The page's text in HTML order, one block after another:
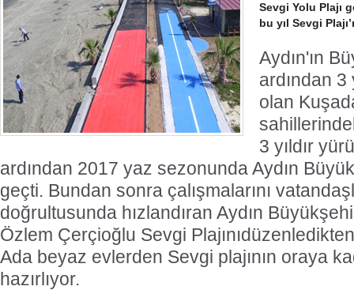
Sevgi Yolu Plajı
bu yıl Sevgi
Aydın'ın
ardından 3
olan
3 yıldır
ardından 2017 yaz sezonunda Aydın
geçti. Bundan sonra çalışmalarını
doğrultusunda hızlandıran Aydın
Özlem Çerçioğlu Sevgi
Ada beyaz evlerden Sevgi plajının oraya
hazırlıyor.